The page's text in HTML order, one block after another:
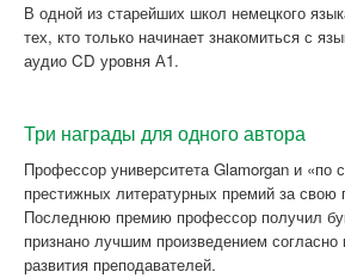
В одной из старейших школ немецкого
тех, кто только начинает знакомиться с
аудио CD уровня А1.
Три награды для одного автора
Профессор университета Glamorgan и «по
престижных литературных премий за
Последнюю премию профессор получил
признано лучшим произведением
развития преподавателей.